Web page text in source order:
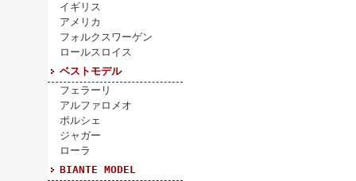
イギリス
アメリカ
フォルクスワーゲン
ロールスロイス
ベストモデル
フェラーリ
アルファロメオ
ポルシェ
ジャガー
ローラ
BIANTE MODEL